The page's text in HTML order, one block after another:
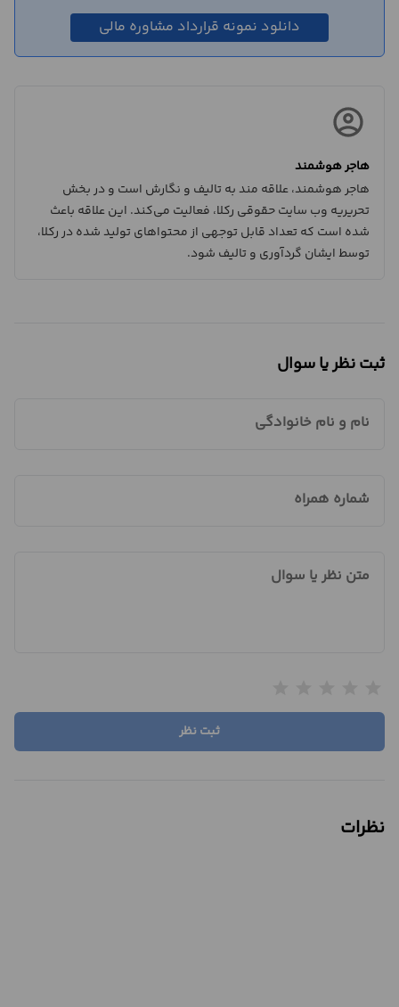
دانلود نمونه قرارداد مشاوره مالی
هاجر هوشمند
هاجر هوشمند، علاقه مند به تالیف و نگارش است و در بخش
تحریریه وب سایت حقوقی رکلا، فعالیت می‌کند. این علاقه باعث
شده است که تعداد قابل توجهی از محتواهای تولید شده در رکلا،
توسط ایشان گردآوری و تالیف شود.
ثبت نظر یا سوال
نام و نام خانوادگی
شماره همراه
متن نظر یا سوال
ثبت نظر
نظرات